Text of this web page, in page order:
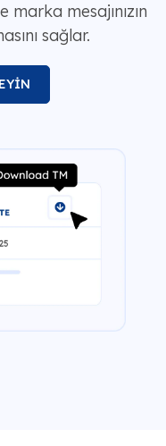
marka mesajınızın
sağlar.